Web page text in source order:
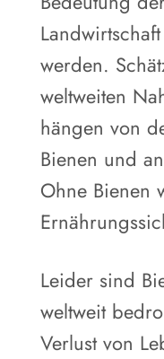
werden.
weltweiten
hängen von
Bienen und
Ohne Bienen
Leider sind
weltweit
Verlust von